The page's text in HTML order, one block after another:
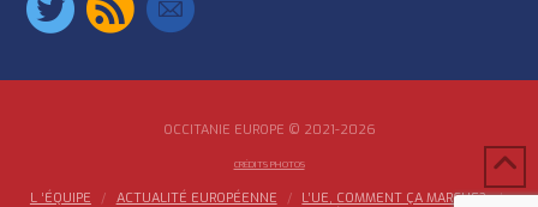
OCCITANIE EUROPE © 2021-2026
CRÉDITS PHOTOS
L ‘ÉQUIPE ACTUALITÉ EUROPÉENNE
L’UE, COMMENT ÇA MARCHE?